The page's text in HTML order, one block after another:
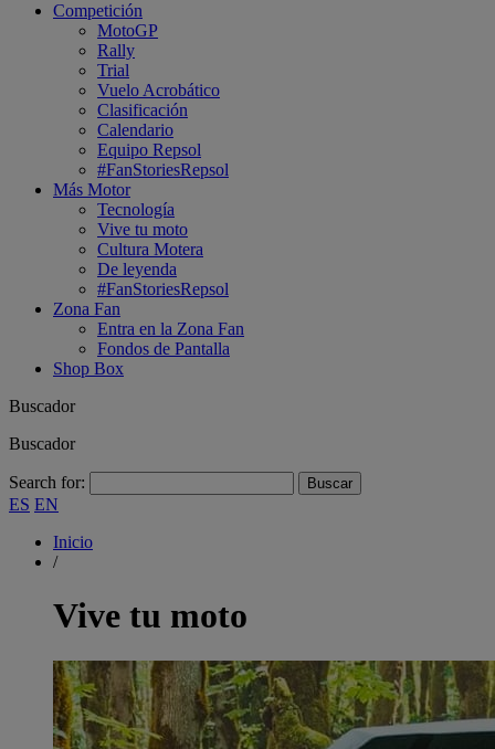
Competición
MotoGP
Rally
Trial
Vuelo Acrobático
Clasificación
Calendario
Equipo Repsol
#FanStoriesRepsol
Más Motor
Tecnología
Vive tu moto
Cultura Motera
De leyenda
#FanStoriesRepsol
Zona Fan
Entra en la Zona Fan
Fondos de Pantalla
Shop Box
Buscador
Buscador
Search for:
ES EN
Inicio
/
Vive tu moto